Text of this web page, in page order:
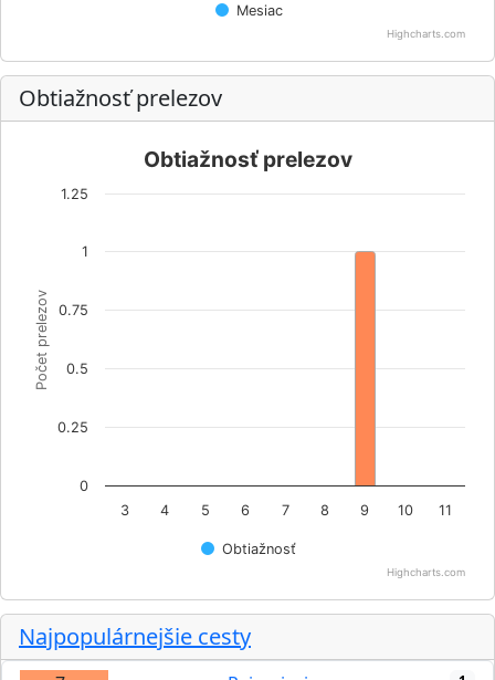
Mesiac
Highcharts.com
Obtiažnosť prelezov
Počet prelezov
Obtiažnosť prelezov
Obtiažnosť
3 4 5 6 7 8 9 10 11
0
0.25
0.5
0.75
1
1.25
Highcharts.com
Najpopulárnejšie cesty